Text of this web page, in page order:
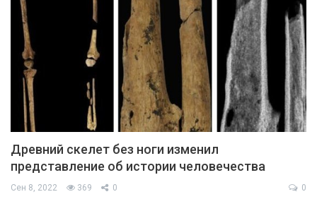
Древний скелет без ноги изменил
представление об истории человечества
Сен 8, 2022 369 0 0